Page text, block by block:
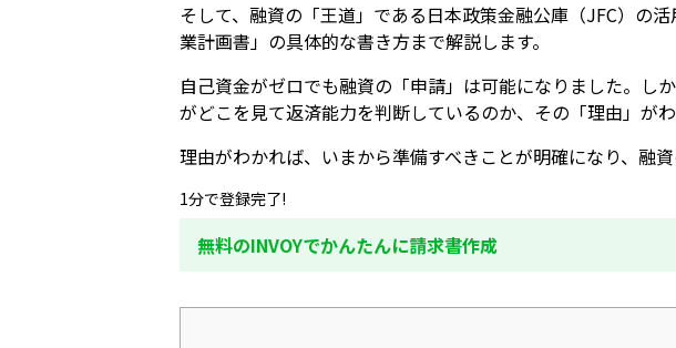
そして、融資の「王道」である日本政策金融公庫（JFC）の
業計画書」の具体的な書き方まで解説します。
自己資金がゼロでも融資の「申請」は可能になりました。し
がどこを見て返済能力を判断しているのか、その「理由」がわ
理由がわかれば、いまから準備すべきことが明確になり、融
1分で登録完了!
無料のINVOYでかんたんに請求書作成